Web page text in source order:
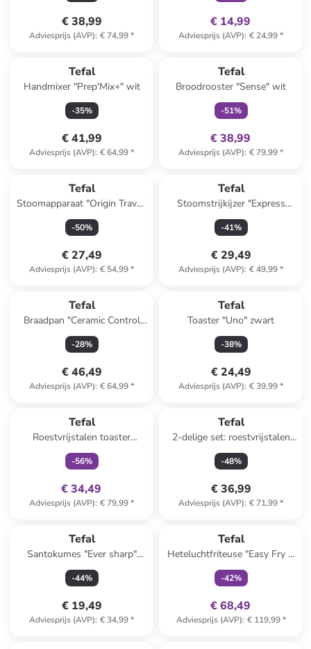
€ 38,99
Adviesprijs (AVP): € 74,99*
€ 14,99
Adviesprijs (AVP): € 24,99*
Tefal
Handmixer "Prep'Mix+" wit
-35%
€ 41,99
Adviesprijs (AVP): € 64,99*
Tefal
Broodrooster "Sense" wit
-51%
€ 38,99
Adviesprijs (AVP): € 79,99*
Tefal
Stoomapparaat "Origin Travel"
mintgroen
-50%
€ 27,49
Adviesprijs (AVP): € 54,99*
Tefal
Stoomstrijkijzer "Express
Steam" blauw
-41%
€ 29,49
Adviesprijs (AVP): € 49,99*
Tefal
Braadpan "Ceramic Control
Grey" zwart/grijs - Ø 28 cm
-28%
€ 46,49
Adviesprijs (AVP): € 64,99*
Tefal
Toaster "Uno" zwart
-38%
€ 24,49
Adviesprijs (AVP): € 39,99*
Tefal
Roestvrijstalen toaster
"Element"
-56%
€ 34,49
Adviesprijs (AVP): € 79,99*
Tefal
2-delige set: roestvrijstalen
pan met deksel "Duetto" - Ø
24 cm
-48%
€ 36,99
Adviesprijs (AVP): € 71,99*
Tefal
Santokumes "Ever sharp"
zwart - (L)16,5 cm
-44%
€ 19,49
Adviesprijs (AVP): € 34,99*
Tefal
Heteluchtfriteuse "Easy Fry &
Grill XL Classic" zwart - 4,2 l
-42%
€ 68,49
Adviesprijs (AVP): € 119,99*